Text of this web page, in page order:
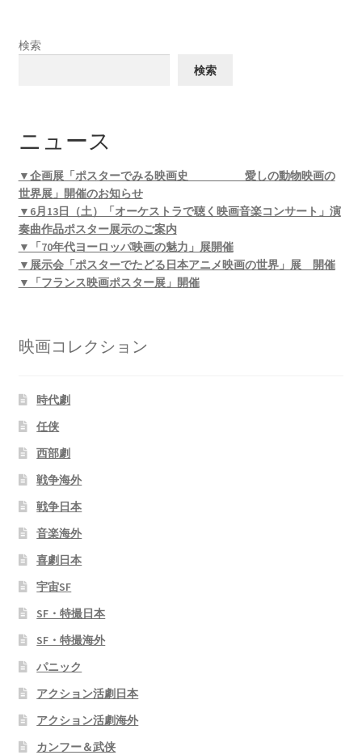
検索
検索
ニュース
▼企画展「ポスターでみる映画史 愛しの動物映画の
世界展」開催のお知らせ
▼6月13日（土）「オーケストラで聴く映画音楽コンサート」演
奏曲作品ポスター展示のご案内
▼「70年代ヨーロッパ映画の魅力」展開催
▼展示会「ポスターでたどる日本アニメ映画の世界」展 開催
▼「フランス映画ポスター展」開催
映画コレクション
時代劇
任侠
西部劇
戦争海外
戦争日本
音楽海外
喜劇日本
宇宙SF
SF・特撮日本
SF・特撮海外
パニック
アクション活劇日本
アクション活劇海外
カンフー＆武侠